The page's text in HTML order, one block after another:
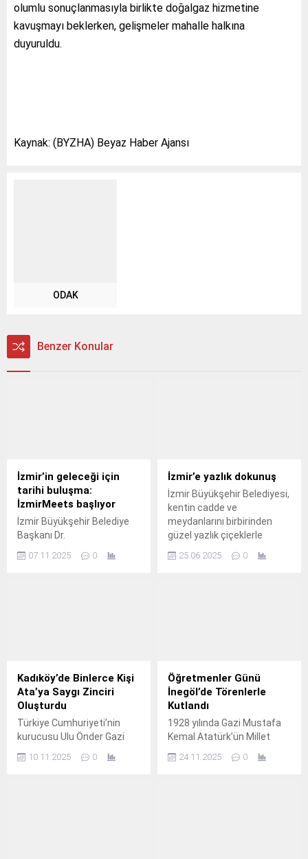
olumlu sonuçlanmasıyla birlikte doğalgaz hizmetine
kavuşmayı beklerken, gelişmeler mahalle halkına
duyuruldu.
Kaynak: (BYZHA) Beyaz Haber Ajansı
ODAK
Benzer Konular
İzmir’in geleceği için
tarihi buluşma:
İzmirMeets başlıyor
İzmir Büyükşehir Belediye
Başkanı Dr.
07.11.2025 0
İzmir’e yazlık dokunuş
İzmir Büyükşehir Belediyesi,
kentin cadde ve
meydanlarını birbirinden
güzel yazlık çiçeklerle
25.06.2025 0
Kadıköy’de Binlerce Kişi
Ata’ya Saygı Zinciri
Oluşturdu
Türkiye Cumhuriyeti’nin
kurucusu Ulu Önder Gazi
aramızdan ayrılışının 87.
10.11.2025 0
Öğretmenler Günü
İnegöl’de Törenlerle
Kutlandı
1928 yılında Gazi Mustafa
Kemal Atatürk’ün Millet
unvanını kabul ettiği 24
24.11.2025 0